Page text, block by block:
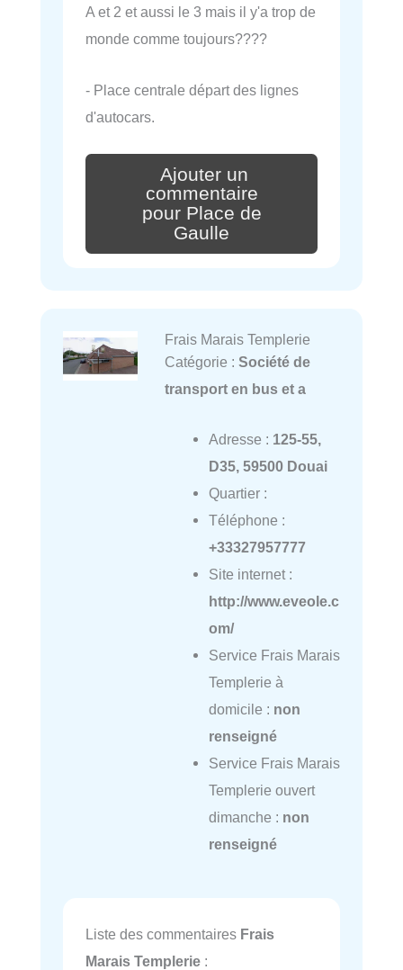
A et 2 et aussi le 3 mais il y'a trop de
monde comme toujours????
- Place centrale départ des lignes
d'autocars.
Ajouter un
commentaire
pour Place de
Gaulle
Frais Marais Templerie
Catégorie : Société de
transport en bus et a
Adresse : 125-55,
D35, 59500 Douai
Quartier :
Téléphone :
+33327957777
Site internet :
http://www.eveole.c
om/
Service Frais Marais
Templerie à
domicile : non
renseigné
Service Frais Marais
Templerie ouvert
dimanche : non
renseigné
Liste des commentaires Frais
Marais Templerie :